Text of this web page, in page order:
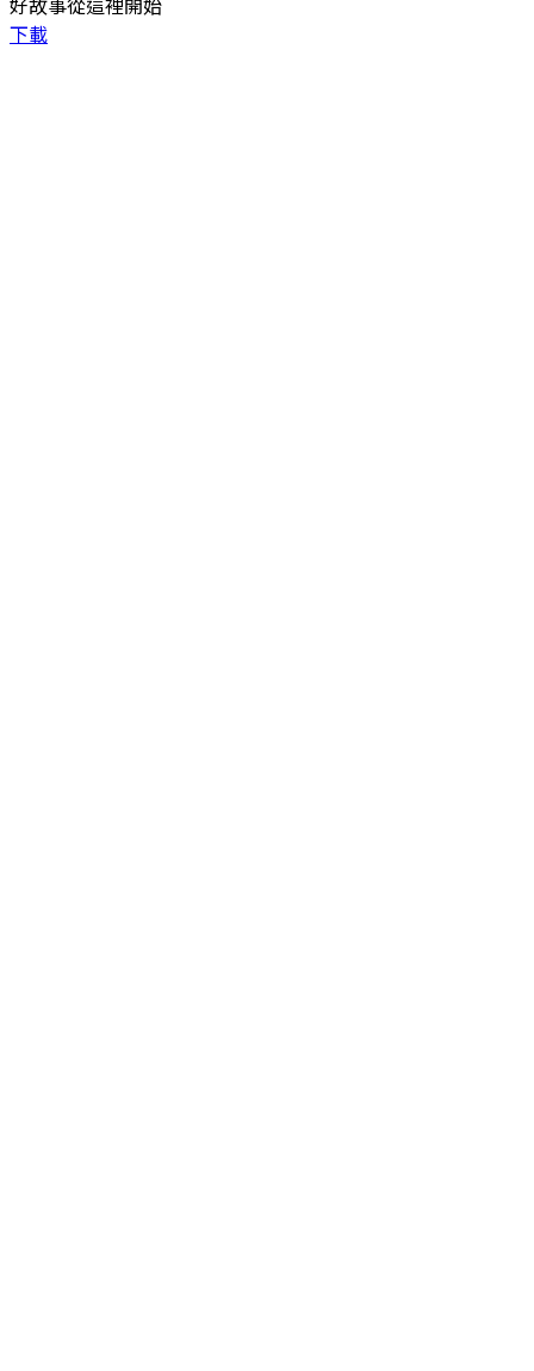
好故事從這裡開始
下載